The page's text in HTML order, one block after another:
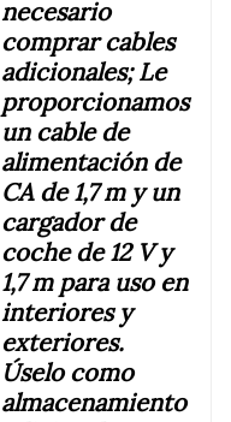
necesario
comprar cables
adicionales; Le
proporcionamos
un cable de
alimentación de
CA de 1,7 m y un
cargador de
coche de 12 V y
1,7 m para uso en
interiores y
exteriores.
Úselo como
almacenamiento